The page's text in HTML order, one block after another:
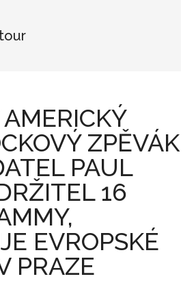
ZPĚVÁK
PAUL
16
EVROPSKÉ
PRAZE